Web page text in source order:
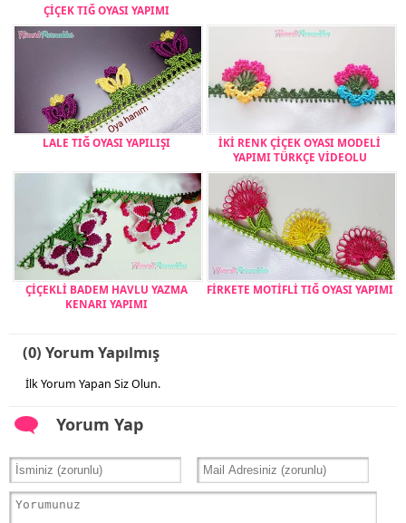
ÇİÇEK TIĞ OYASI YAPIMI
LALE TIĞ OYASI YAPILIŞI
İKİ RENK ÇİÇEK OYASI MODELİ
YAPIMI TÜRKÇE VİDEOLU
ÇİÇEKLİ BADEM HAVLU YAZMA
KENARI YAPIMI
FİRKETE MOTİFLİ TIĞ OYASI YAPIMI
(0) Yorum Yapılmış
İlk Yorum Yapan Siz Olun.
Yorum Yap